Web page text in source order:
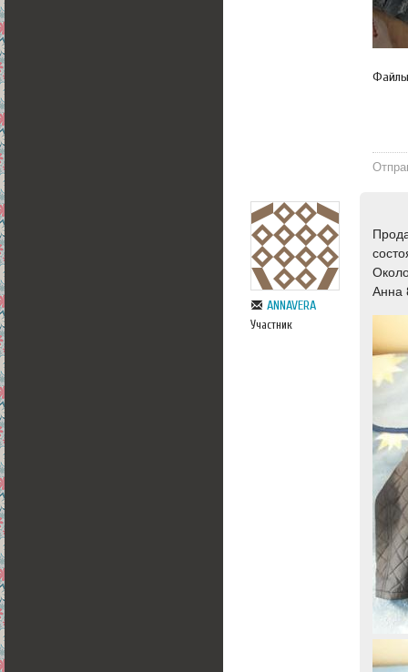
ANNAVERA
Участник
Анна